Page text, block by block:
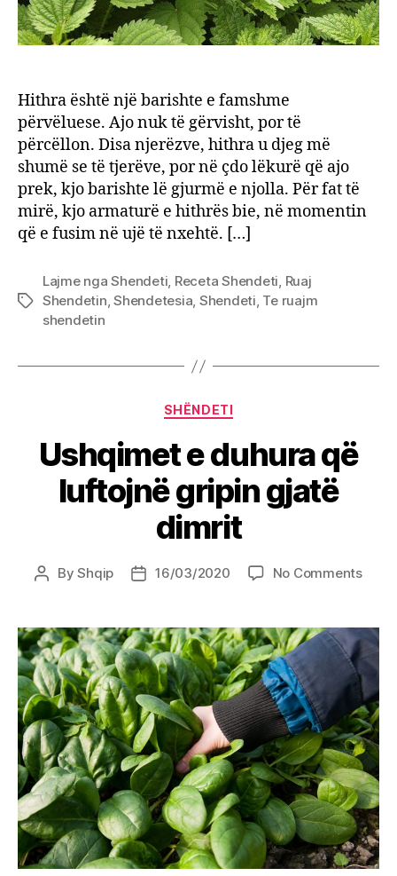
Hithra është një barishte e famshme
përvëluese. Ajo nuk të gërvisht, por të
përcëllon. Disa njerëzve, hithra u djeg më
shumë se të tjerëve, por në çdo lëkurë që ajo
prek, kjo barishte lë gjurmë e njolla. Për fat të
mirë, kjo armaturë e hithrës bie, në momentin
që e fusim në ujë të nxehtë. […]
Tags
Lajme nga Shendeti, Receta Shendeti, Ruaj
Shendetin,Shendetesia, Shendeti, Te ruajm
shendetin
Categories
SHËNDETI
Ushqimet e duhura që
luftojnë gripin gjatë
dimrit
PostByShqip
Post16/03/2020 No Commentson
që
gripin
gjatë